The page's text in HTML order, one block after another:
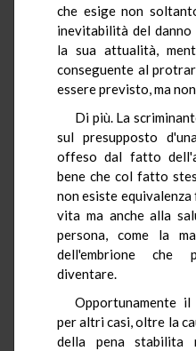
che esige non
inevitabilità del danno
la sua attualità,
conseguente al
essere previsto, ma
Di più. La
sul presupposto
offeso dal fatto
bene che col fatto
non esiste
vita ma anche alla
persona, come la
dell'embrione che
diventare.
Opportunamente
per altri casi, oltre la
della pena stabilita